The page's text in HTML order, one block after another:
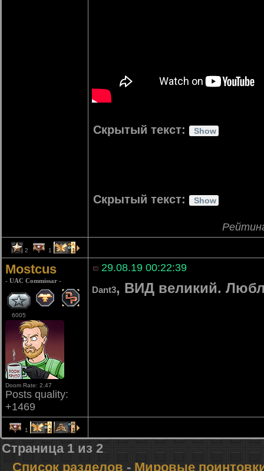
Скрытый текст:
Скрытый текст:
2 1 1
Mostcus
- UAC Commissar -
6005
Doom Rate: 2.47
Posts quality:
+1469
29.08.19 00:22:39
Dant3, ВИД великий.
1 2 1
Страница 1 из 2
Список разделов- Мировые